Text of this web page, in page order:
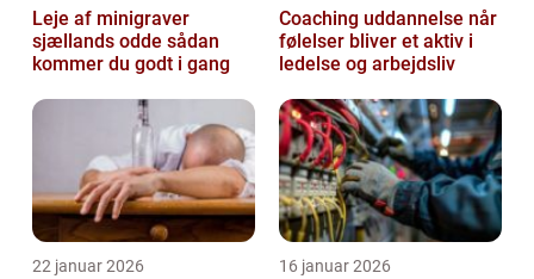
Leje af minigraver
sjællands odde sådan
kommer du godt i gang
Coaching uddannelse når
følelser bliver et aktiv i
ledelse og arbejdsliv
22 januar 2026 16 januar 2026